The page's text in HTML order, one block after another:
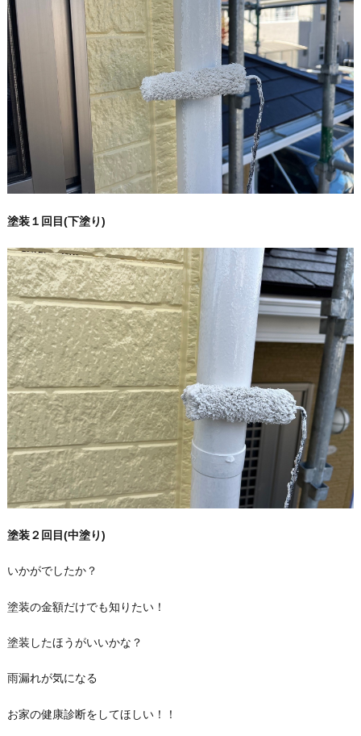
塗装１回目(下塗り)
塗装２回目(中塗り)
いかがでしたか？
塗装の金額だけでも知りたい！
塗装したほうがいいかな？
雨漏れが気になる
お家の健康診断をしてほしい！！